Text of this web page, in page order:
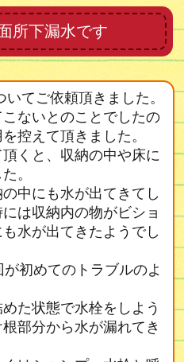
所下漏水です
てご依頼頂きました。
ないとのことでしたの
控えて頂きました。
くと、収納の中や床に
。
中にも水が出てきてし
は収納内の物がビショ
水が出てきたようでし
初めてのトラブルのよ
た状態で水栓をしよう
部分から水が漏れてき